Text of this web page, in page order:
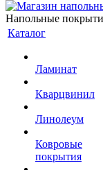
Напольные
Каталог
Ламинат
Кварцвинил
Линолеум
Ковровые
покрытия